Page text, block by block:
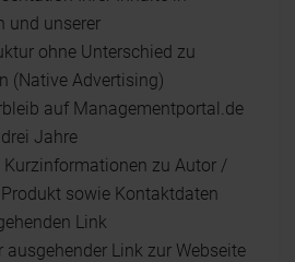
und unserer
ohne Unterschied zu
(Native Advertising)
auf Managementportal.de
Jahre
zu Autor /
sowie Kontaktdaten
Link
ausgehender Link zur Webseite